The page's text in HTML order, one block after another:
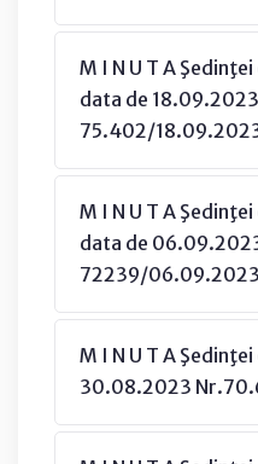
M I N U T A
data de
75.402/
M I N U T A
data de
72239/06.09.2023
M I N U T A
30.08.2023